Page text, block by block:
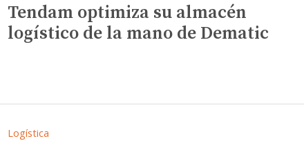
Tendam optimiza su almacén
logístico de la mano de Dematic
Logística